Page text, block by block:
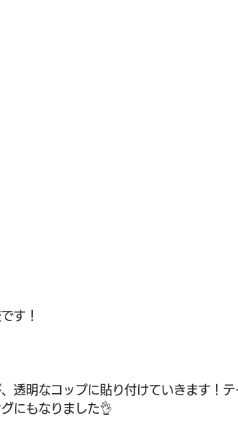
す！
透明なコップに貼り付けていきます！テ
にもなりました👌